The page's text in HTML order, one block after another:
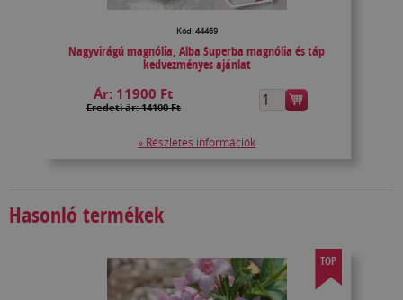
Kód: 44469
Nagyvirágú magnólia, Alba Superba magnólia és táp
kedvezményes ajánlat
Ár: 11900 Ft
Eredeti ár: 14100 Ft
» Részletes információk
Hasonló termékek
TOP